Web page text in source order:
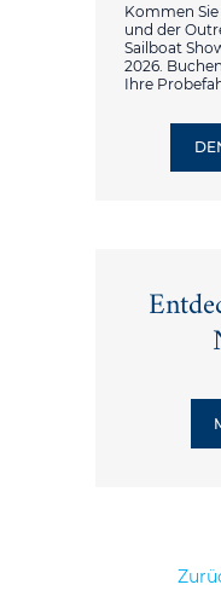
Kommen
und der
Sailboat
2026.
Ihre